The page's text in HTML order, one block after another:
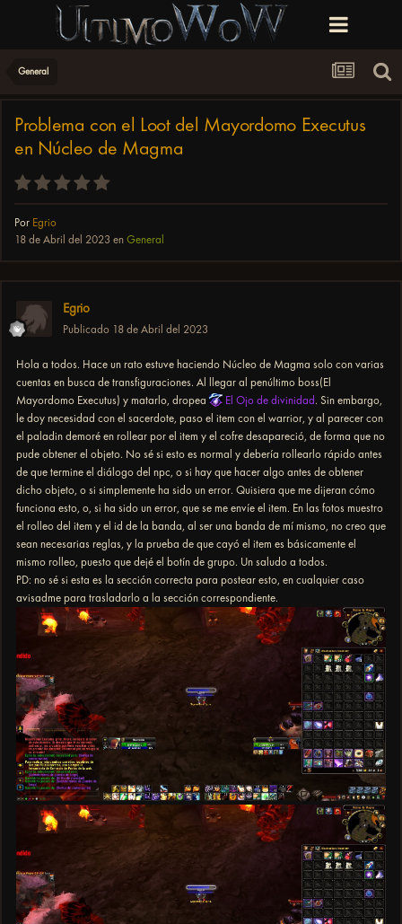
General
Problema con el Loot del Mayordomo Executus
en Núcleo de Magma
Por Egrio
18 de Abril del 2023 en General
Egrio
Publicado 18 de Abril del 2023
Hola a todos. Hace un rato estuve haciendo Núcleo de Magma solo con varias
cuentas en busca de transfiguraciones. Al llegar al penúltimo boss(El
Mayordomo Executus) y matarlo, dropea
El Ojo de divinidad. Sin embargo,
le doy necesidad con el sacerdote, paso el item con el warrior, y al parecer con
el paladin demoré en rollear por el item y el cofre desapareció, de forma que no
pude obtener el objeto. No sé si esto es normal y debería rollearlo rápido antes
de que termine el diálogo del npc, o si hay que hacer algo antes de obtener
dicho objeto, o si simplemente ha sido un error. Quisiera que me dijeran cómo
funciona esto, o, si ha sido un error, que se me envíe el item. En las fotos muestro
el rolleo del item y el id de la banda, al ser una banda de mí mismo, no creo que
sean necesarias reglas, y la prueba de que cayó el item es básicamente el
mismo rolleo, puesto que dejé el botín de grupo. Un saludo a todos.
PD: no sé si esta es la sección correcta para postear esto, en cualquier caso
avisadme para trasladarlo a la sección correspondiente.